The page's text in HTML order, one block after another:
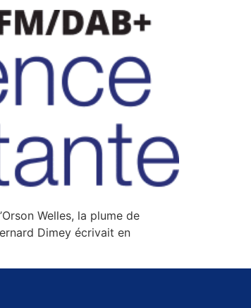
Welles, la plume de
Dimey écrivait en